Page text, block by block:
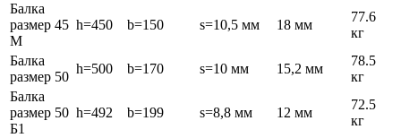
Балка
размер 45
М
h=450 b=150 s=10,5 мм 18 мм
77.6
кг
Балка
размер 50
h=500 b=170 s=10 мм 15,2 мм
78.5
кг
Балка
размер 50
Б1
h=492 b=199 s=8,8 мм 12 мм
72.5
кг